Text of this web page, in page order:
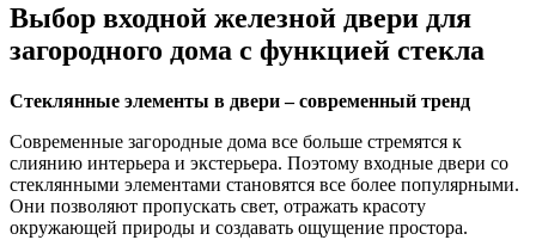
Выбор входной железной двери для
загородного дома с функцией стекла
Стеклянные элементы в двери – современный тренд
Современные загородные дома все больше стремятся к
слиянию интерьера и экстерьера. Поэтому входные двери со
стеклянными элементами становятся все более популярными.
Они позволяют пропускать свет, отражать красоту
окружающей природы и создавать ощущение простора.